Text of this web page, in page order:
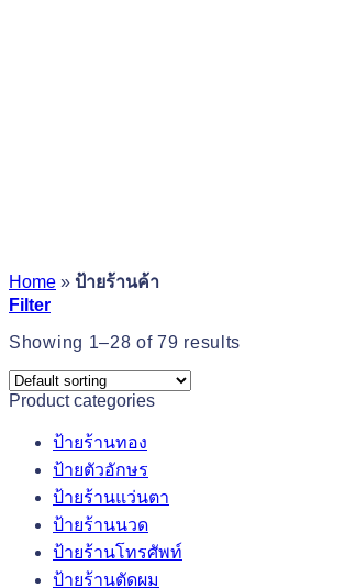
Home » ป้ายร้านค้า
Filter
Showing 1–28 of 79 results
Product categories
ป้ายร้านทอง
ป้ายตัวอักษร
ป้ายร้านแว่นตา
ป้ายร้านนวด
ป้ายร้านโทรศัพท์
ป้ายร้านตัดผม